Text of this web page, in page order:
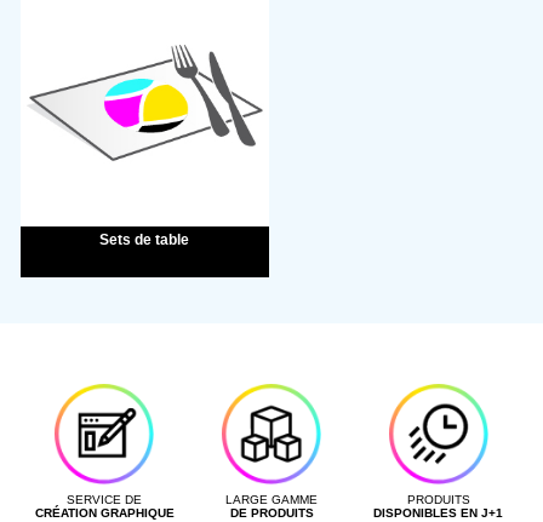
FICHIER
Sets de table
SERVICE DE
CRÉATION GRAPHIQUE
LARGE GAMME
DE PRODUITS
PRODUITS
DISPONIBLES EN J+1